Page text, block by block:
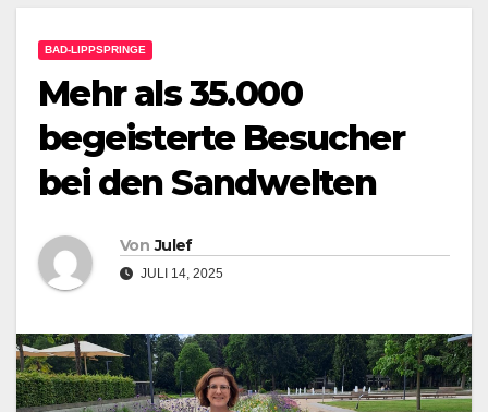
BAD-LIPPSPRINGE
Mehr als 35.000
begeisterte Besucher
bei den Sandwelten
Von Julef
JULI 14, 2025